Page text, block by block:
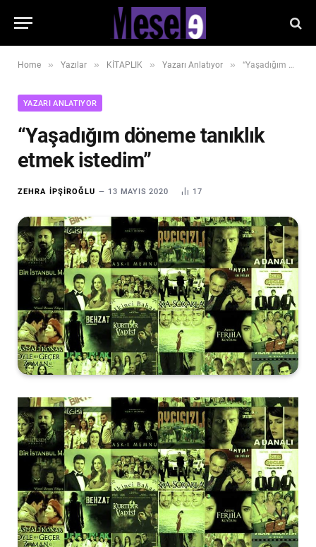
Home » Yazılar » KİTAPLIK » Yazarı Anlatıyor » “Yaşadığım döneme tanıklık etmek istedim”
YAZARI ANLATIYOR
“Yaşadığım döneme tanıklık
etmek istedim”
ZEHRA İPŞIROĞLU 13 MAYIS 2020 17